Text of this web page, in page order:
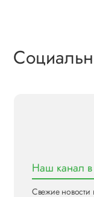
Наш канал
Свежие